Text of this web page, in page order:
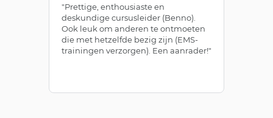
"Prettige, enthousiaste en
deskundige cursusleider (Benno).
Ook leuk om anderen te ontmoeten
die met hetzelfde bezig zijn (EMS-
trainingen verzorgen). Een aanrader!"